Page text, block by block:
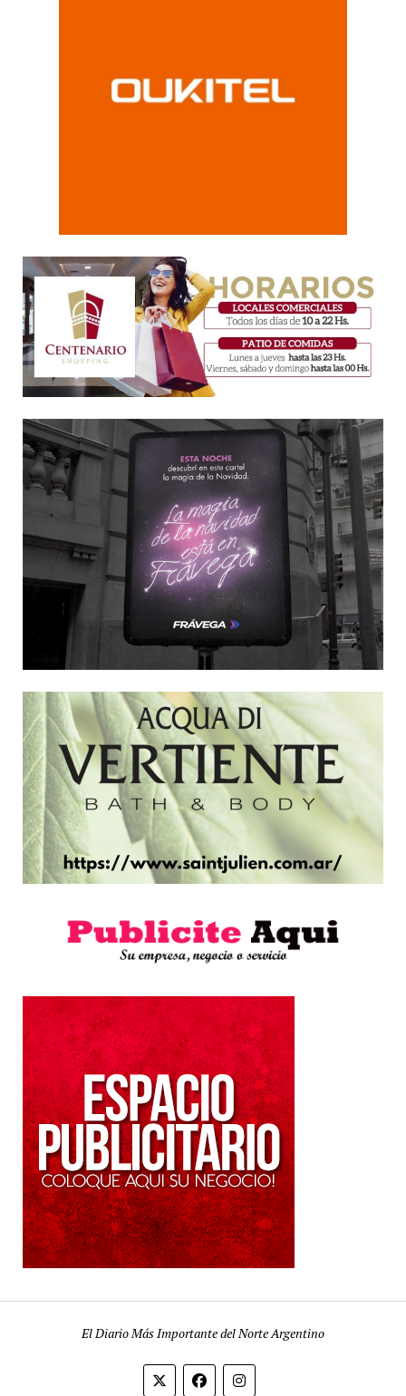
El Diario Más Importante del Norte Argentino